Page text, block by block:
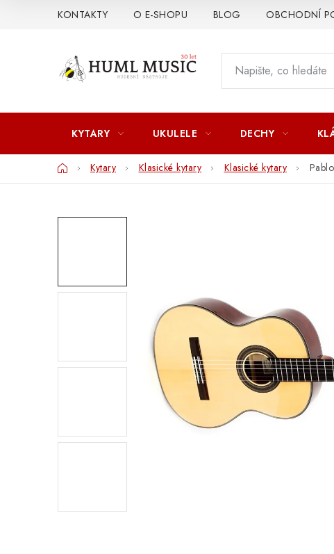
KONTAKTY O E-SHOPU BLOG OBCHODNÍ
KYTARY UKULELE DECHY
DomůKytary Klasické kytary Klasické kytary